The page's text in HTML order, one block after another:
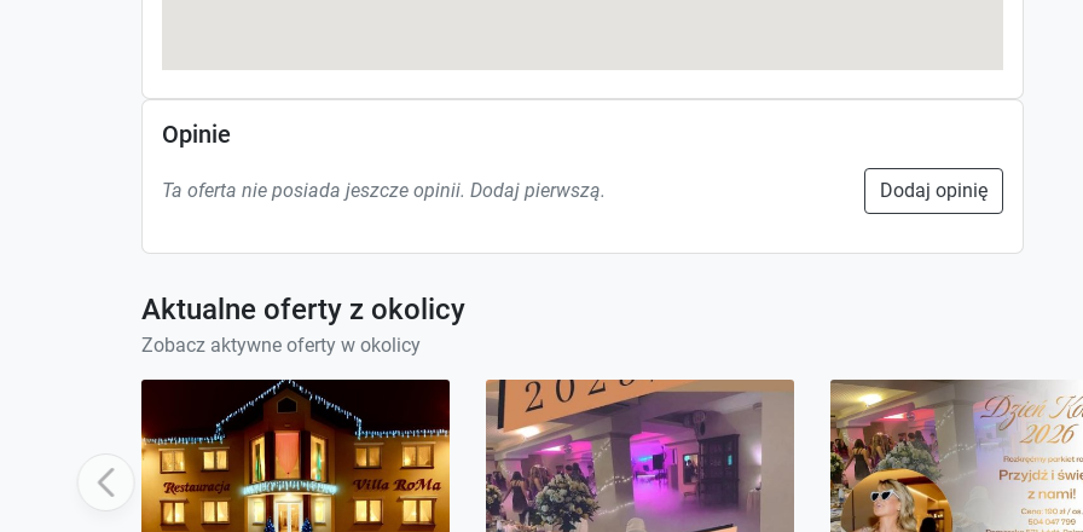
Opinie
Ta oferta nie posiada jeszcze opinii. Dodaj pierwszą. Dodaj opinię
Aktualne oferty z okolicy
Zobacz aktywne oferty w okolicy
Previous